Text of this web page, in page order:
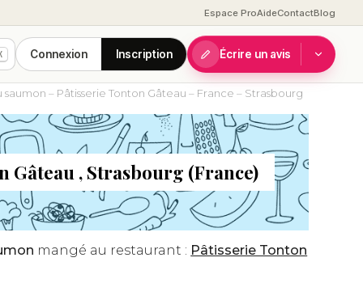
Espace ProAideContactBlog
Connexion Inscription Écrire un avis
saumon – Pâtisserie Tonton Gâteau – France – Strasbourg
Gâteau , Strasbourg (France)
mangé au restaurant : Pâtisserie Tonton